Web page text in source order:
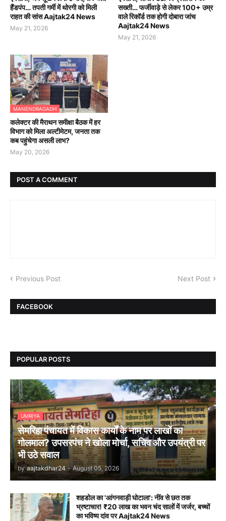
हैंडपंप… तपती गर्मी में थोरगी को मिली
राहत की सांस Aajtak24 News
May 21, 2026
सख्ती… फर्जीवाड़े से लेकर 100+ उम्र
वाले रिकॉर्ड तक होगी दोबारा जांच
Aajtak24 News
May 21, 2026
MANENDRAGADH
कलेक्टर की मैराथन समीक्षा बैठक में हर
विभाग को मिला अल्टीमेटम, जनता तक
कब पहुंचेगा असली लाभ?
May 20, 2026
POST A COMMENT
Previous Post Next Post
FACEBOOK
POPULAR POSTS
UMRIYA
सेमरिहा पंचायत में विकास कार्यों के नाम पर लाखों का
गोलमाल? उपसरपंच ने खोला मोर्चा, सचिव और उपयंत्री पर
भी उठे सवाल
by aajtakdhar24 - August 05, 2026
शहडोल का 'आंगनवाड़ी घोटाला': नींव से छत तक
भ्रष्टाचार! ₹20 लाख का भवन चंद सालों में जर्जर, बच्चों
का भविष्य दांव पर Aajtak24 News